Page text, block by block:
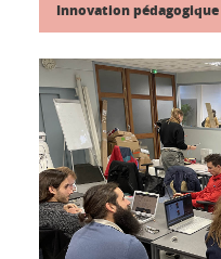
Innovation pédagogique